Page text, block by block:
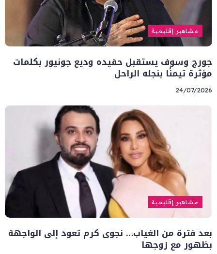
مشاهير إقليمية
جورج وسوف يستقبل حفيده وديع جونيور بكلمات
مؤثرة تيمنًا بنجله الراحل
24/07/2026
مشاهير إقليمية
بعد فترة من الغياب… نجوى كرم تعود إلى الواجهة
بظهور مع زوجها